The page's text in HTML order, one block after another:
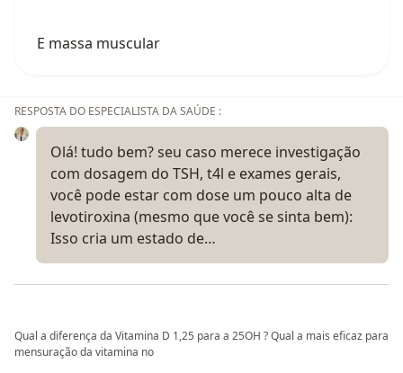
E massa muscular
RESPOSTA DO ESPECIALISTA DA SAÚDE :
Olá! tudo bem? seu caso merece investigação
com dosagem do TSH, t4l e exames gerais,
você pode estar com dose um pouco alta de
levotiroxina (mesmo que você se sinta bem):
Isso cria um estado de…
Qual a diferença da Vitamina D 1,25 para a 25OH ? Qual a mais eficaz para
mensuração da vitamina no